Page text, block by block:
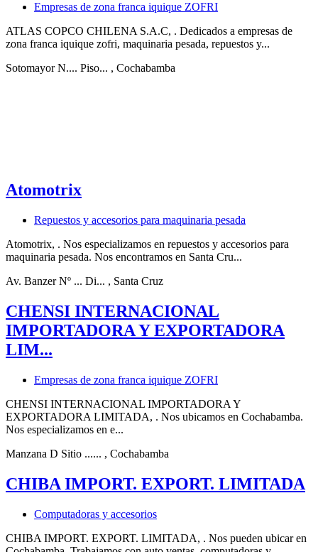
Empresas de zona franca iquique ZOFRI
ATLAS COPCO CHILENA S.A.C, . Dedicados a empresas de
zona franca iquique zofri, maquinaria pesada, repuestos y...
Sotomayor N.... Piso... , Cochabamba
Atomotrix
Repuestos y accesorios para maquinaria pesada
Atomotrix, . Nos especializamos en repuestos y accesorios para
maquinaria pesada. Nos encontramos en Santa Cru...
Av. Banzer Nº ... Di... , Santa Cruz
CHENSI INTERNACIONAL
IMPORTADORA Y EXPORTADORA
LIM...
Empresas de zona franca iquique ZOFRI
CHENSI INTERNACIONAL IMPORTADORA Y
EXPORTADORA LIMITADA, . Nos ubicamos en Cochabamba.
Nos especializamos en e...
Manzana D Sitio ...... , Cochabamba
CHIBA IMPORT. EXPORT. LIMITADA
Computadoras y accesorios
CHIBA IMPORT. EXPORT. LIMITADA, . Nos pueden ubicar en